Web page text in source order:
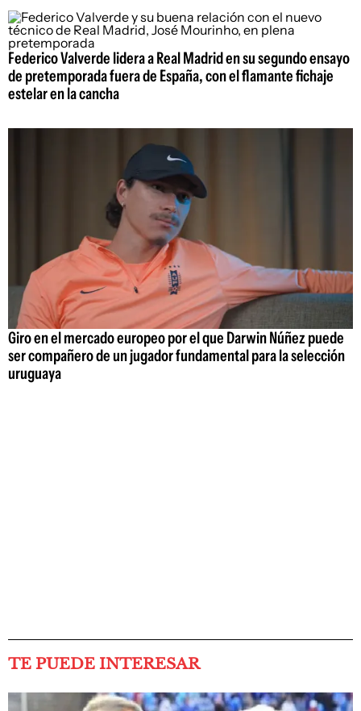
Federico Valverde lidera a Real Madrid en su segundo ensayo
de pretemporada fuera de España, con el flamante fichaje
estelar en la cancha
Giro en el mercado europeo por el que Darwin Núñez puede
ser compañero de un jugador fundamental para la selección
uruguaya
TE PUEDE INTERESAR